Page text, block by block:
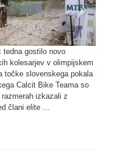
tedna gostilo novo
kolesarjev v olimpijskem
točke slovenskega pokala
Calcit Bike Teama so
izkazali z
člani elite ...